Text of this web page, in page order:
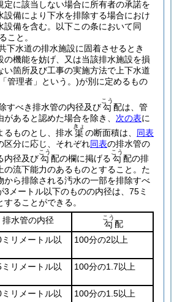
定に該当しない場合に所有者の承諾を
設備により下水を排除する場合におけ
設備を含む。以下この条において同
こと。
下水道の排水施設に固着させるとき
の機能を妨げ、又は当該排水施設を損
い箇所及び工事の実施方法で上下水道
管理者」という。)が別に定めるもの
すべき排水管の内径及び勾
こう
配は、管
あると認めた場合を除き、 次の表に
るものとし、排水 渠
きょ
の断面積は、 同表
区分に応じ、それぞれ同表の排水管の
内径及び勾
こう
配の欄に掲げる 勾
こう
配の排
流下能力のあるものとすること。 た
から排除される汚水の一部を排除すべ
3メートル以下のものの内径は、75ミ
ることができる。
排水管の内径 勾
こう
配
ミリメートル以
100分の2以上
ミリメートル以
100分の1.7以上
ミリメートル以
100分の1.5以上